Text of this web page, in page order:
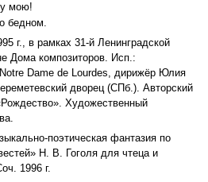
мою!
бедном.
г., в рамках 31-й Ленинградской
Дома композиторов. Исп.:
Dame de Lourdes, дирижёр Юлия
дворец (СПб.). Авторский
Художественный
поэтическая фантазия по
Н. В. Гоголя для чтеца и
1996 г.